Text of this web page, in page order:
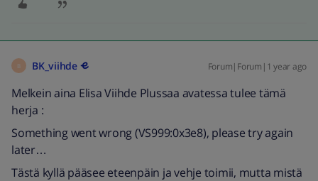
B BK_viihde Forum|Forum|1 year ago
Melkein aina Elisa Viihde Plussaa avatessa tulee tämä
herja :
Something went wrong (VS999:0x3e8), please try again
later…
Tästä kyllä pääsee eteenpäin ja vehje toimii, mutta mistä